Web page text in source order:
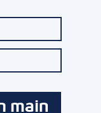
main